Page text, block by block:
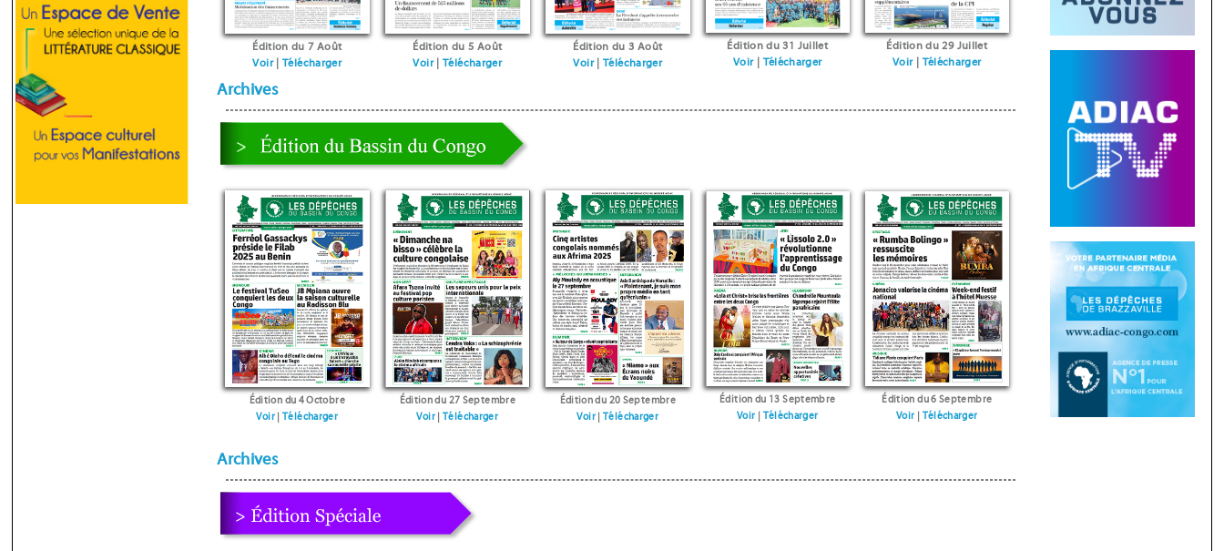
Édition du 7 Août
Voir| Télécharger
Édition du 5 Août
Voir| Télécharger
Édition du 3 Août
Voir| Télécharger
Édition du 31 Juillet
Voir| Télécharger
Édition du 29 Juillet
Voir| Télécharger
Archives
Édition du 4 Octobre
Voir|Télécharger
Édition du 27 Septembre
Voir|Télécharger
Édition du 20 Septembre
Voir|Télécharger
Édition du 13 Septembre
Voir
Télécharger
Édition du 6 Septembre
Voir
Télécharger
Archives